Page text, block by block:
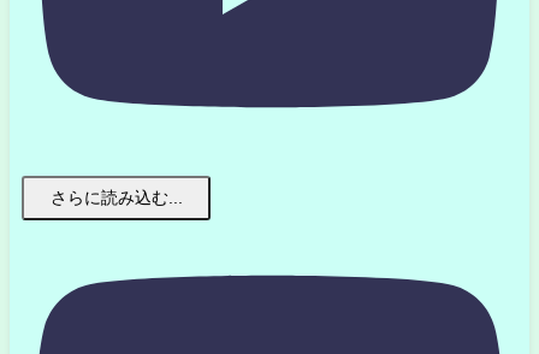
さらに読み込む...